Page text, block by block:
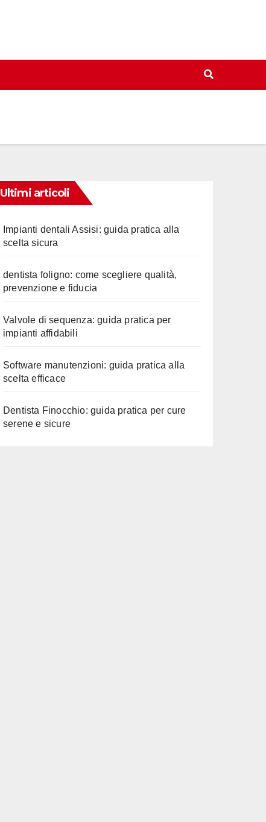
Ultimi articoli
Impianti dentali Assisi: guida pratica alla
scelta sicura
dentista foligno: come scegliere qualità,
prevenzione e fiducia
Valvole di sequenza: guida pratica per
impianti affidabili
Software manutenzioni: guida pratica alla
scelta efficace
Dentista Finocchio: guida pratica per cure
serene e sicure